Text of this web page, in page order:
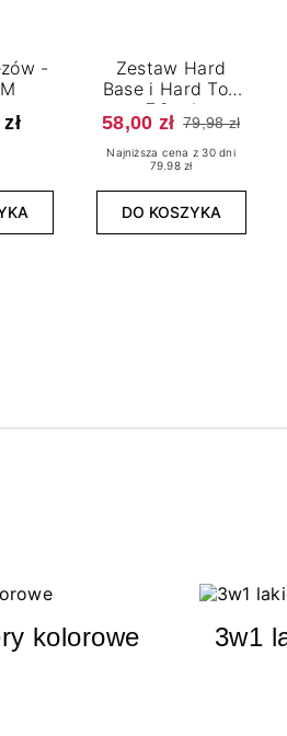
-
Zestaw Hard
Base i Hard Top
7,2 ml
58,00 zł 79,98 zł
Najniższa cena z 30 dni
79.98 zł
DO KOSZYKA
kolorowe 3w1